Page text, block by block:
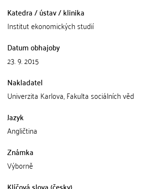
Katedra / ústav / klinika
Institut ekonomických studií
Datum obhajoby
23. 9. 2015
Nakladatel
Univerzita Karlova, Fakulta sociálních věd
Jazyk
Angličtina
Známka
Výborně